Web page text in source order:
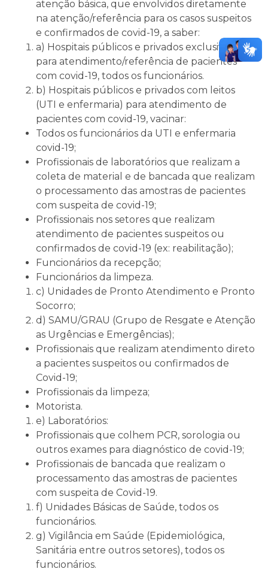
atenção básica, que envolvidos diretamente
na atenção/referência para os casos suspeitos
e confirmados de covid-19, a saber:
a) Hospitais públicos e privados exclusivos
para atendimento/referência de pacientes
com covid-19, todos os funcionários.
b) Hospitais públicos e privados com leitos
(UTI e enfermaria) para atendimento de
pacientes com covid-19, vacinar:
Todos os funcionários da UTI e enfermaria
covid-19;
Profissionais de laboratórios que realizam a
coleta de material e de bancada que realizam
o processamento das amostras de pacientes
com suspeita de covid-19;
Profissionais nos setores que realizam
atendimento de pacientes suspeitos ou
confirmados de covid-19 (ex: reabilitação);
Funcionários da recepção;
Funcionários da limpeza.
c) Unidades de Pronto Atendimento e Pronto
Socorro;
d) SAMU/GRAU (Grupo de Resgate e Atenção
as Urgências e Emergências);
Profissionais que realizam atendimento direto
a pacientes suspeitos ou confirmados de
Covid-19;
Profissionais da limpeza;
Motorista.
e) Laboratórios:
Profissionais que colhem PCR, sorologia ou
outros exames para diagnóstico de covid-19;
Profissionais de bancada que realizam o
processamento das amostras de pacientes
com suspeita de Covid-19.
f) Unidades Básicas de Saúde, todos os
funcionários.
g) Vigilância em Saúde (Epidemiológica,
Sanitária entre outros setores), todos os
funcionários.